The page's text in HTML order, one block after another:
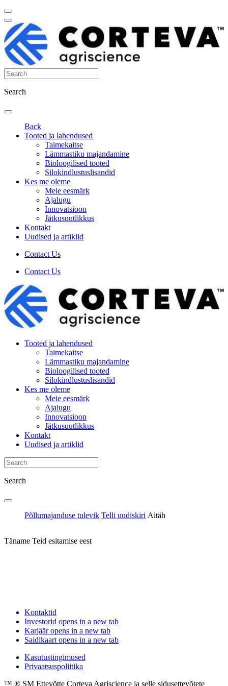
Search
Back
Tooted ja lahendused
Taimekaitse
Lämmastiku majandamine
Bioloogilised tooted
Silokindlustuslisandid
Kes me oleme
Meie eesmärk
Ajalugu
Innovatsioon
Jätkusuutlikkus
Kontakt
Uudised ja artiklid
Contact Us
Contact Us
Tooted ja lahendused
Taimekaitse
Lämmastiku majandamine
Bioloogilised tooted
Silokindlustuslisandid
Kes me oleme
Meie eesmärk
Ajalugu
Innovatsioon
Jätkusuutlikkus
Kontakt
Uudised ja artiklid
Search
Põllumajanduse tulevik Telli uudiskiri Aitäh
Täname Teid esitamise eest
Kontaktid
Investorid opens in a new tab
Karjäär opens in a new tab
Saidikaart opens in a new tab
Kasutustingimused
Privaatsuspoliitika
™ ® SM Ettevõtte Corteva Agriscience ja selle sidusettevõtete